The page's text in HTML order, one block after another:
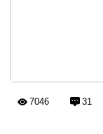
7046 31